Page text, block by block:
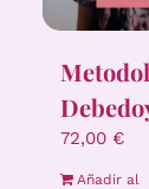
72,00 €
Añadir al